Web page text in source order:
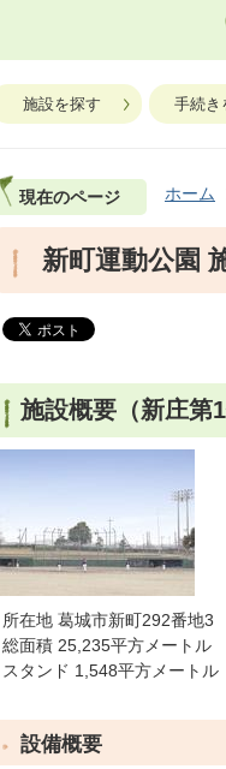
施設を探す 手続き
現在のページ ホーム
新町運動公園
施設概要（新庄第1
所在地 葛城市新町292番地3
総面積 25,235平方メートル
スタンド 1,548平方メートル
設備概要